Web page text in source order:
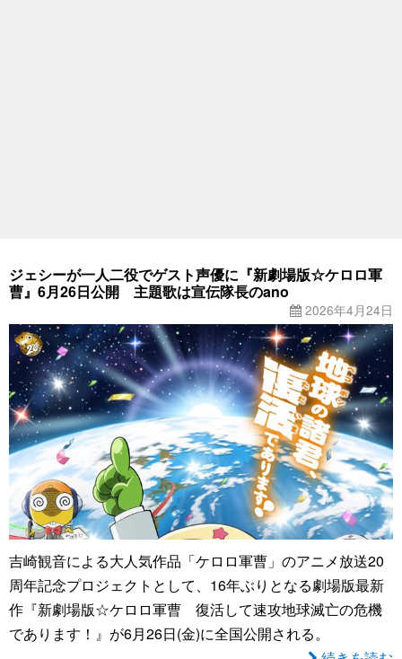
ジェシーが一人二役でゲスト声優に『新劇場版☆ケロロ軍
曹』6月26日公開 主題歌は宣伝隊長のano
2026年4月24日
吉崎観音による大人気作品「ケロロ軍曹」のアニメ放送20
周年記念プロジェクトとして、16年ぶりとなる劇場版最新
作『新劇場版☆ケロロ軍曹 復活して速攻地球滅亡の危機
であります！』が6月26日(金)に全国公開される。